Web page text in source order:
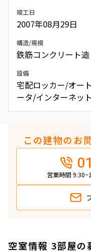
竣工日
2007年08月29日
構造/規模
鉄筋コンクリート
設備
宅配ロッカー/オー
ータ/インターネット
この建物のお
営業時間
空室情報 3部屋の